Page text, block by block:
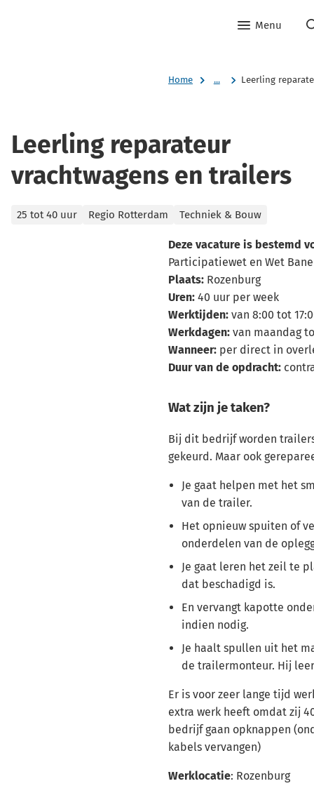
Menu
Home ... Leerling
Leerling reparateur
vrachtwagens en trailers
25 tot 40 uur Regio Rotterdam Techniek & Bouw
Deze vacature is bestemd
Participatiewet en Wet
Plaats: Rozenburg
Uren: 40 uur per week
Werktijden: van 8:00 tot
Werkdagen: van maandag
Wanneer: per direct in
Duur van de opdracht:
Wat zijn je taken?
Bij dit bedrijf worden
gekeurd. Maar ook
Je gaat helpen met het
van de trailer.
Het opnieuw spuiten of
onderdelen van de
Je gaat leren het zeil te
dat beschadigd is.
En vervangt kapotte
indien nodig.
Je haalt spullen uit het
de trailermonteur. Hij
Er is voor zeer lange tijd
extra werk heeft omdat zij
bedrijf gaan opknappen
kabels vervangen)
Werklocatie: Rozenburg